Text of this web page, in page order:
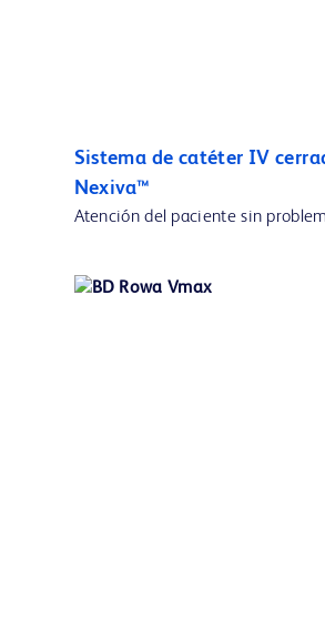
Sistema de catéter IV
Nexiva™
Atención del paciente sin